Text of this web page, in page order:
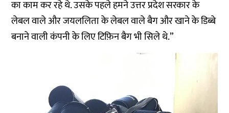
का काम कर रहे थे. उसके पहले हमने उत्तर प्रदेश सरकार के
लेबल वाले और जयललिता के लेबल वाले बैग और खाने के डिब्बे
बनाने वाली कंपनी के लिए टिफ़िन बैग भी सिले थे.”